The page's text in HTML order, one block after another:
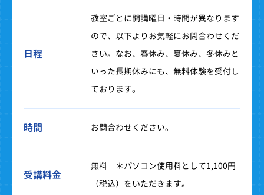
日程
教室ごとに開講曜日・時間が異なります
ので、以下よりお気軽にお問合わせくだ
さい。なお、春休み、夏休み、冬休みと
いった長期休みにも、無料体験を受付し
ております。
時間 お問合わせください。
受講料金
無料 ＊パソコン使用料として1,100円
（税込）をいただきます。